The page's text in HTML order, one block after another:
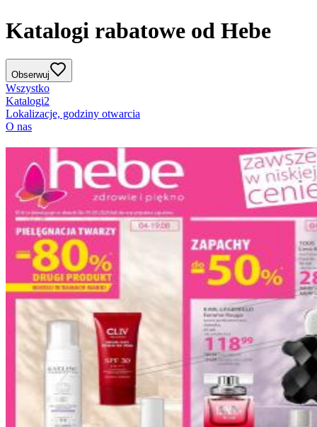
Katalogi rabatowe od Hebe
Obserwuj
Wszystko
Katalogi2
Lokalizacje, godziny otwarcia
O nas